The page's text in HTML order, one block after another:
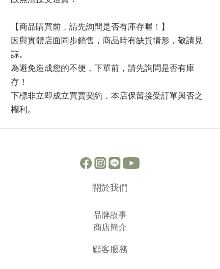
【商品購買前，請先詢問是否有庫存喔！】
因與實體店面同步銷售，商品時有缺貨情形，敬請見
諒。
為避免造成您的不便，下單前，請先詢問是否有庫
存！
下標非立即成立買賣契約，本店保留接受訂單與否之
權利。
關於我們
品牌故事
商店簡介
顧客服務